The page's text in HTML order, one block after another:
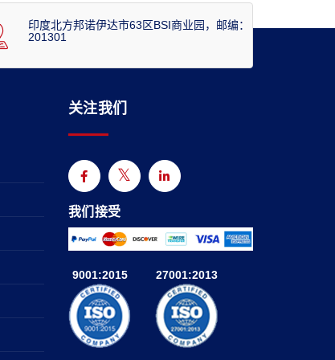
印度北方邦诺伊达市63区BSI商业园，邮编：
201301
关注我们
我们接受
9001:2015 27001:2013